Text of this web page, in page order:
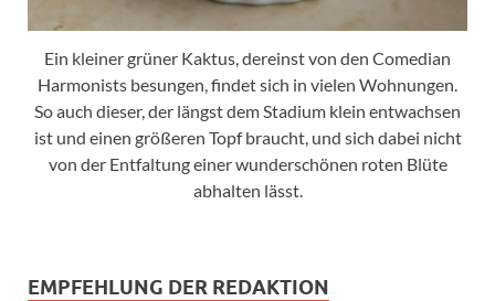
Ein kleiner grüner Kaktus, dereinst von den Comedian
Harmonists besungen, findet sich in vielen Wohnungen.
So auch dieser, der längst dem Stadium klein entwachsen
ist und einen größeren Topf braucht, und sich dabei nicht
von der Entfaltung einer wunderschönen roten Blüte
abhalten lässt.
EMPFEHLUNG DER REDAKTION